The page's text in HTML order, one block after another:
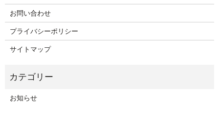
お問い合わせ
プライバシーポリシー
サイトマップ
お知らせ